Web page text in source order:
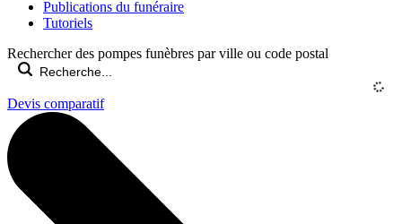
Publications du funéraire
Tutoriels
Rechercher des pompes funèbres par ville ou code postal
Devis comparatif